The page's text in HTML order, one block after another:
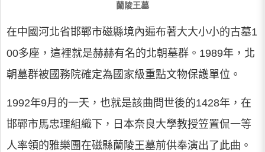
蘭陵王墓
在中國河北省邯鄲市磁縣境內遍布著大大小小的古墓1
00多座，這裡就是赫赫有名的北朝墓群。1989年，北
朝墓群被國務院確定為國家級重點文物保護單位。
1992年9月的一天，也就是該曲問世後的1428年，在
邯鄲市馬忠理組織下，日本奈良大學教授笠置侃一等
人率領的雅樂團在磁縣蘭陵王墓前供奉演出了此曲。